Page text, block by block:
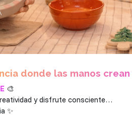
donde las manos
🎨
y disfrute consciente…
✨